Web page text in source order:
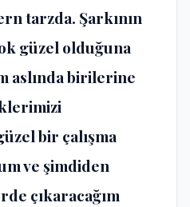
tarzda. Şarkının
güzel olduğuna
aslında birilerine
bir çalışma
ve şimdiden
çıkaracağım